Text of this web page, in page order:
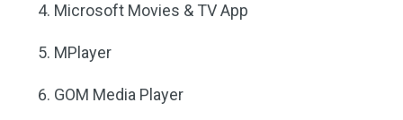
Microsoft Movies & TV App
MPlayer
GOM Media Player